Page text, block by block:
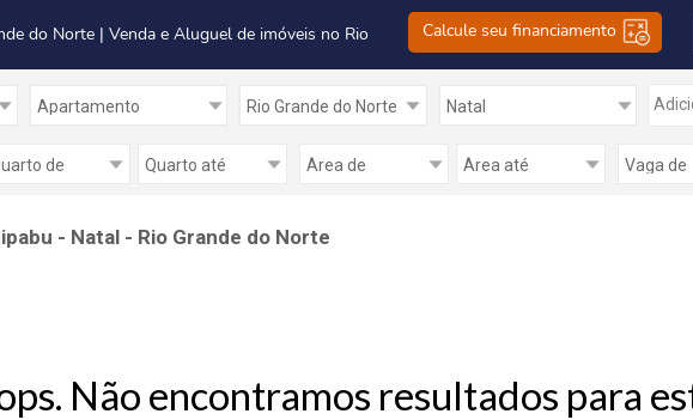
do Norte | Venda e Aluguel de imóveis no Rio
Calcule seu financiamento
- Natal - Rio Grande do Norte
Não encontramos resultados para